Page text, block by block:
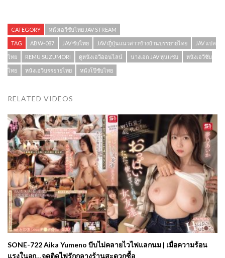
CATEGORY หนังเอวีซับไทย JAV STREAM
TAG ABW-087 JAV ซับไทย JAV ญี่ปุ่นแนวสาวข้างบ้านบรรยายไทย JAV แปล
ไทย REMU SUZUMORI ดูหนังเอวีออนไลน์ นางเอก JAV หุ่นแซ่บ หนังเอวีซับ
ไทย หนังเอวีบรรยายไทย หนังโป๊ซับไทย
RELATED VIDEOS
SONE-722 Aika Yumeno บีบไม่คลายไวไฟแลกนม | เมื่อความร้อน
แรงในอก…จุดติดไฟรักกลางร้านสะดวกซื้อ